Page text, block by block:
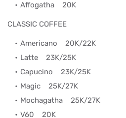
Affogatha 20K
CLASSIC COFFEE
Americano 20K/22K
Latte 23K/25K
Capucino 23K/25K
Magic 25K/27K
Mochagatha 25K/27K
V60 20K